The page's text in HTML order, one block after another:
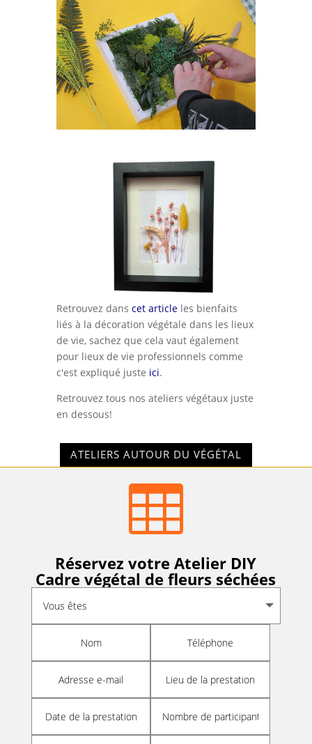
Retrouvez dans cet articleles bienfaits
liés à la décoration végétale dans les lieux
de vie, sachez que cela vaut également
pour lieux de vie professionnels comme
c'est expliqué juste ici.
Retrouvez tous nos ateliers végétaux juste
en dessous!
ATELIERS AUTOUR DU VÉGÉTAL

Réservez votre Atelier DIY
Cadre végétal de fleurs séchées